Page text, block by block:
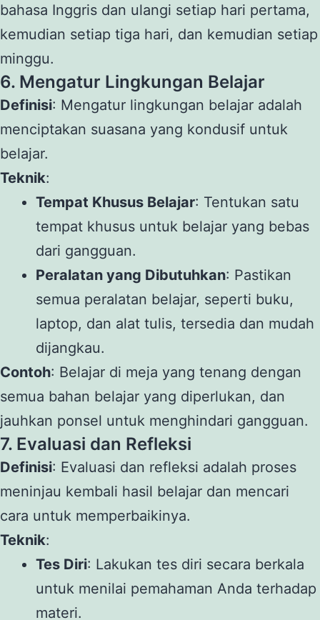
bahasa Inggris dan ulangi setiap hari pertama,
kemudian setiap tiga hari, dan kemudian setiap
minggu.
6. Mengatur Lingkungan Belajar
Definisi: Mengatur lingkungan belajar adalah
menciptakan suasana yang kondusif untuk
belajar.
Teknik:
Tempat Khusus Belajar: Tentukan satu
tempat khusus untuk belajar yang bebas
dari gangguan.
Peralatan yang Dibutuhkan: Pastikan
semua peralatan belajar, seperti buku,
laptop, dan alat tulis, tersedia dan mudah
dijangkau.
Contoh: Belajar di meja yang tenang dengan
semua bahan belajar yang diperlukan, dan
jauhkan ponsel untuk menghindari gangguan.
7. Evaluasi dan Refleksi
Definisi: Evaluasi dan refleksi adalah proses
meninjau kembali hasil belajar dan mencari
cara untuk memperbaikinya.
Teknik:
Tes Diri: Lakukan tes diri secara berkala
untuk menilai pemahaman Anda terhadap
materi.